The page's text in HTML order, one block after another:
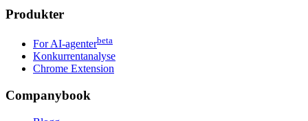
Produkter
For AI-agenterbeta
Konkurrentanalyse
Chrome Extension
Companybook